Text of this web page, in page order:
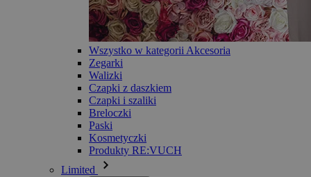
Wszystko w kategorii Akcesoria
Zegarki
Walizki
Czapki z daszkiem
Czapki i szaliki
Breloczki
Paski
Kosmetyczki
Produkty RE:VUCH
Limited